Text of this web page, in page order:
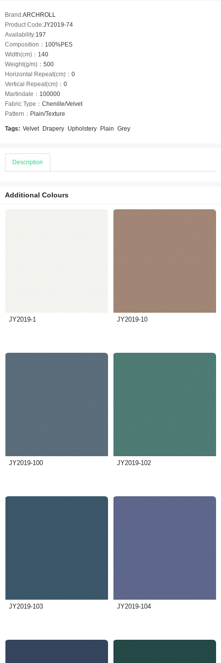
Brand:ARCHROLL
Product Code:JY2019-74
Availability:197
Composition： 100%PES
Width(cm)： 140
Weight(g/m)： 500
Horizontal Repeat(cm)： 0
Vertical Repeat(cm)： 0
Martindale： 100000
Fabric Type： Chenille/Velvet
Pattern： Plain/Texture
Tags: Velvet Drapery Upholstery Plain Grey
Description
Additional Colours
JY2019-1 JY2019-10
JY2019-100 JY2019-102
JY2019-103 JY2019-104